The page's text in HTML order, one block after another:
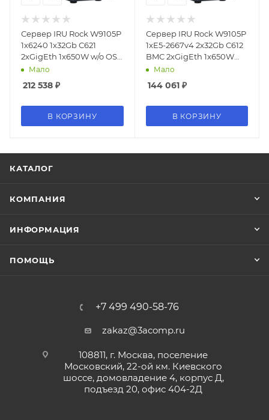
Сервер IRU Rock W9105P
1x6240 1x32Gb С621
2xGigEth 1x650W w/o OS
(2081122)
Мало
212 538 ₽
В КОРЗИНУ
Сервер IRU Rock W9105P
1xE5-2667v4 2x32Gb С612
BMC 2xGigEth 1x650W
w/o OS (2089100)
Мало
144 061₽
В КОРЗИНУ
КАТАЛОГ
КОМПАНИЯ
ИНФОРМАЦИЯ
ПОМОЩЬ
+7 499 490-58-76
zakaz@3acomp.ru
108811, г. Москва, поселение
Московский, 22-ой км. Киевского
шоссе, домовладение 4, корпус Д,
подъезд 20, офис 404-2Д